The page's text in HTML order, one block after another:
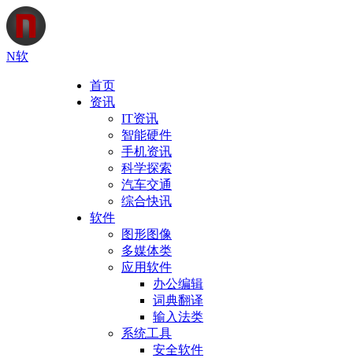
N软
首页
资讯
IT资讯
智能硬件
手机资讯
科学探索
汽车交通
综合快讯
软件
图形图像
多媒体类
应用软件
办公编辑
词典翻译
输入法类
系统工具
安全软件